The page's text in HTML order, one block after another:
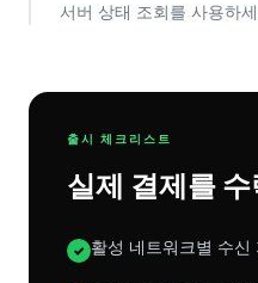
서버 상태 조회를 사용하
출시 체크리스트
실제 결제를
✓ 활성 네트워크별 수신